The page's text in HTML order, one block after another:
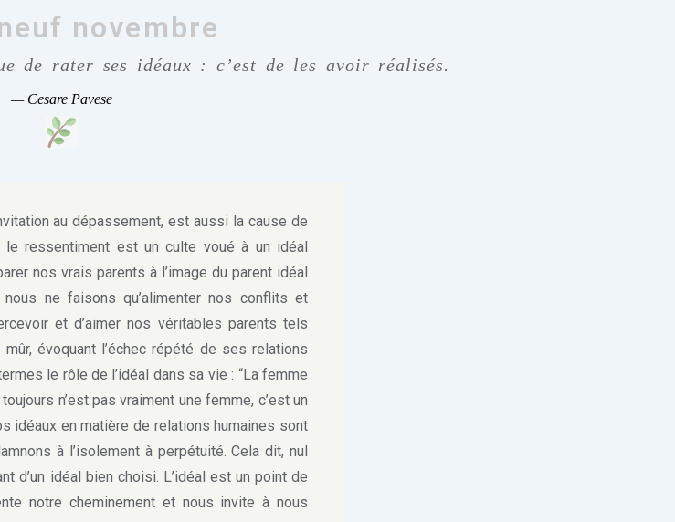
novembre
de rater ses idéaux : c’est de les avoir réalisés.
— Cesare Pavese
au dépassement, est aussi la cause de
le ressentiment est un culte voué à un idéal
nos vrais parents à l’image du parent idéal
ne faisons qu’alimenter nos conflits et
et d’aimer nos véritables parents tels
mûr, évoquant l’échec répété de ses relations
le rôle de l’idéal dans sa vie : “La femme
n’est pas vraiment une femme, c’est un
idéaux en matière de relations humaines sont
à l’isolement à perpétuité. Cela dit, nul
d’un idéal bien choisi. L’idéal est un point de
notre cheminement et nous invite à nous